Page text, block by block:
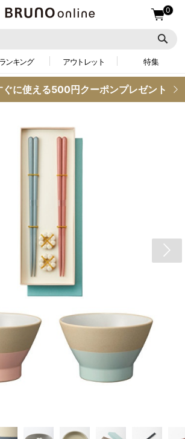
0
ランキング アウトレット 特集
ぐに使える500円クーポンプレゼント